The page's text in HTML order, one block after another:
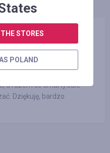
a razem se smarty.sale
Dziękuję, bardzo
STORES
POLAND